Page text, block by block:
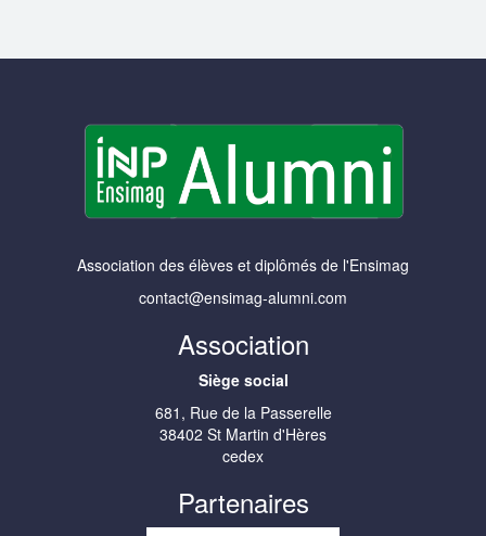
Association des élèves et diplômés de l'Ensimag
contact@ensimag-alumni.com
Association
Siège social
681, Rue de la Passerelle
38402 St Martin d'Hères
cedex
Partenaires